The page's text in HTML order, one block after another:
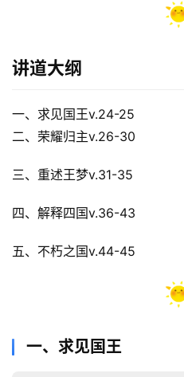
讲道大纲
一、求见国王v.24-25
二、荣耀归主v.26-30
三、重述王梦v.31-35
四、解释四国v.36-43
五、不朽之国v.44-45
一、求见国王